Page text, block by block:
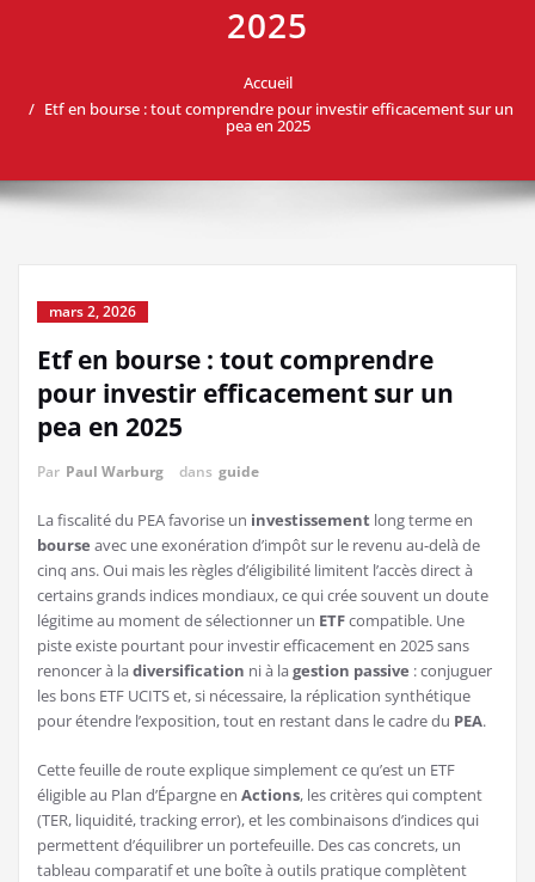
2025
Accueil
Etf en bourse : tout comprendre pour investir efficacement sur un
pea en 2025
mars 2, 2026
Etf en bourse : tout comprendre
pour investir efficacement sur un
pea en 2025
Par Paul Warburg dans guide
La fiscalité du PEA favorise un investissement long terme en
bourse avec une exonération d’impôt sur le revenu au-delà de
cinq ans. Oui mais les règles d’éligibilité limitent l’accès direct à
certains grands indices mondiaux, ce qui crée souvent un doute
légitime au moment de sélectionner un ETFcompatible. Une
piste existe pourtant pour investir efficacement en 2025 sans
renoncer à ladiversification ni à lagestion passive : conjuguer
les bons ETF UCITS et, si nécessaire, la réplication synthétique
pour étendre l’exposition, tout en restant dans le cadre du PEA.
Cette feuille de route explique simplement ce qu’est un ETF
éligible au Plan d’Épargne en Actions, les critères qui comptent
(TER, liquidité, tracking error), et les combinaisons d’indices qui
permettent d’équilibrer un portefeuille. Des cas concrets, un
tableau comparatif et une boîte à outils pratique complètent